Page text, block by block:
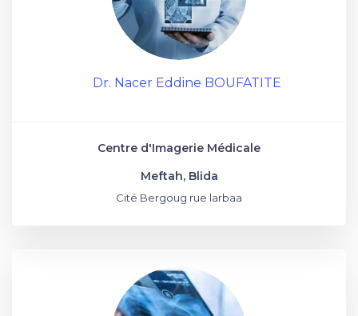
Dr. Nacer Eddine BOUFATITE
Centre d'Imagerie Médicale
Meftah, Blida
Cité Bergoug rue larbaa